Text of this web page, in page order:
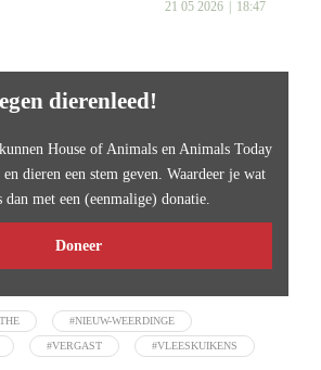
21 05 2026 18:47
dierenleed!
House of Animals en Animals Today
dieren een stem geven. Waardeer je wat
met een (eenmalige) donatie.
Doneer
#NIEUW-WEERDINGE
#VERGAST #VLEESKUIKENS